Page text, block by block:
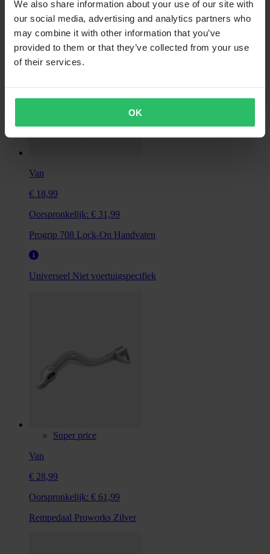
We also share information about your use of our site with
our social media, advertising and analytics partners who
may combine it with other information that you’ve
provided to them or that they’ve collected from your use
of their services.
OK
Universeel Niet voertuigspecifiek
Van
€ 18,99
Oorspronkelijk: € 31,99
Progrip 708 Lock-On Handvaten
Universeel Niet voertuigspecifiek
Super price
Van
€ 28,99
Oorspronkelijk: € 61,99
Rempedaal Proworks Zilver